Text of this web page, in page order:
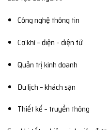
Công nghệ thông tin
Cơ khí – điện – điện tử
Quản trị kinh doanh
Du lịch – khách sạn
Thiết kế – truyền thông